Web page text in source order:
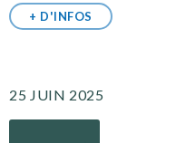
+ D'INFOS
25 JUIN 2025